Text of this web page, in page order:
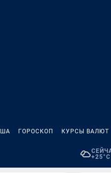
ГОРОСКОП КУРСЫ ВАЛЮТ
+25°C